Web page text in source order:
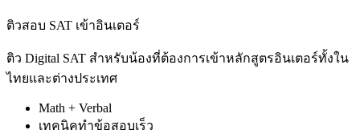
ติวสอบ SAT เข้าอินเตอร์
ติว Digital SAT สำหรับน้องที่ต้องการเข้าหลักสูตรอินเตอร์ทั้งใน
ไทยและต่างประเทศ
Math + Verbal
เทคนิคทำข้อสอบเร็ว